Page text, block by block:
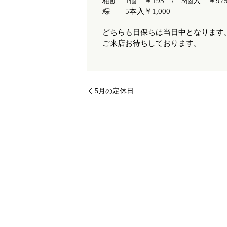
粽 5本入￥1,000
どちらも日保ちは当日中となります。
ご来店お待ちしております。
5月の定休日